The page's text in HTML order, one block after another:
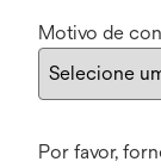
Motivo de
Por favor,